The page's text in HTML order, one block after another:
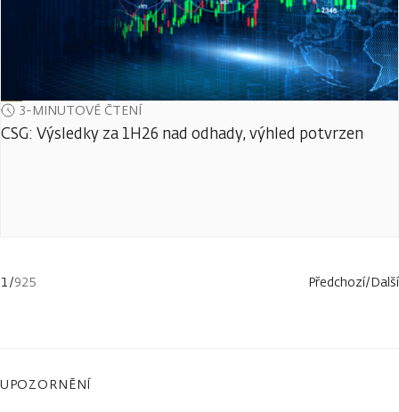
3-MINUTOVÉ ČTENÍ
CSG: Výsledky za 1H26 nad odhady, výhled potvrzen
1/925 Předchozí/Další
UPOZORNĚNÍ